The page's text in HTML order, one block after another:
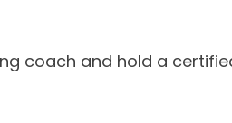
coach and hold a